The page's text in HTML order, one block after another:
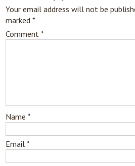
Your email address will not be
marked*
Comment*
Name*
Email*